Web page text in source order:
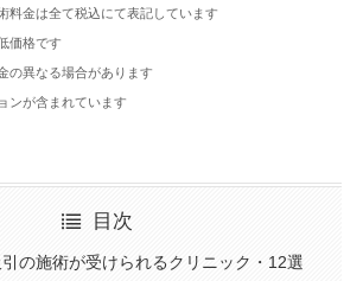
料金は全て税込にて表記しています
価格です
の異なる場合があります
ンが含まれています
目次
の施術が受けられるクリニック・12選